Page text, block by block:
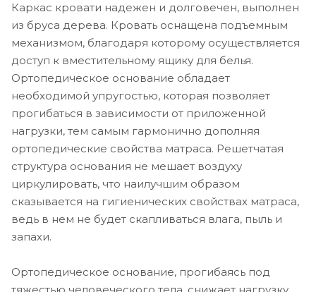
Каркас кровати надежен и долговечен, выполнен
из бруса дерева. Кровать оснащена подъемным
механизмом, благодаря которому осуществляется
доступ к вместительному ящику для белья.
Ортопедическое основание обладает
необходимой упругостью, которая позволяет
прогибаться в зависимости от приложенной
нагрузки, тем самым гармонично дополняя
ортопедические свойства матраса. Решетчатая
структура основания не мешает воздуху
циркулировать, что наилучшим образом
сказывается на гигиенических свойствах матраса,
ведь в нем не будет скапливаться влага, пыль и
запахи.
Ортопедическое основание, прогибаясь под